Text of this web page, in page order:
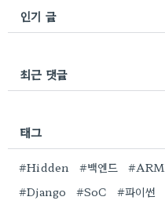
인기 글
최근 댓글
태그
#Hidden #백엔드 #ARM
#Django
#SoC #파이썬